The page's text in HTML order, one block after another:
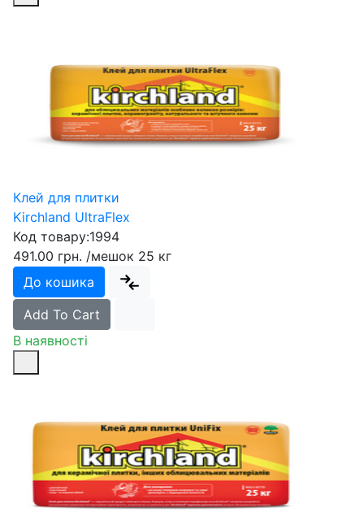
Клей для плитки
Kirchland UltraFlex
Код товару:1994
491.00 грн. /мешок 25 кг
До кошика
Add To Cart
В наявності